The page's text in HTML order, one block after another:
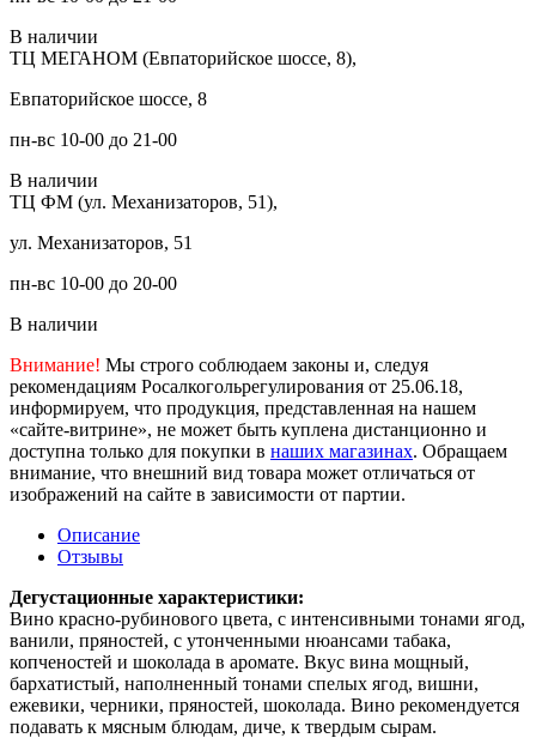
В наличии
ТЦ МЕГАНОМ (Евпаторийское шоссе, 8),
Евпаторийское шоссе, 8
пн-вс 10-00 до 21-00
В наличии
ТЦ ФМ (ул. Механизаторов, 51),
ул. Механизаторов, 51
пн-вс 10-00 до 20-00
В наличии
Внимание! Мы строго соблюдаем законы и, следуя
рекомендациям Росалкогольрегулирования от 25.06.18,
информируем, что продукция, представленная на нашем
«сайте-витрине», не может быть куплена дистанционно и
доступна только для покупки в наших магазинах. Обращаем
внимание, что внешний вид товара может отличаться от
изображений на сайте в зависимости от партии.
Описание
Отзывы
Дегустационные характеристики:
Вино красно-рубинового цвета, с интенсивными тонами ягод,
ванили, пряностей, с утонченными нюансами табака,
копченостей и шоколада в аромате. Вкус вина мощный,
бархатистый, наполненный тонами спелых ягод, вишни,
ежевики, черники, пряностей, шоколада. Вино рекомендуется
подавать к мясным блюдам, диче, к твердым сырам.